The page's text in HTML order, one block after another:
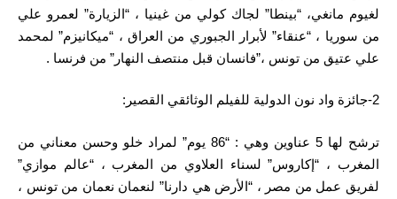
لغيوم مانغي، “بينطا” لجاك كولي من غينيا ، “الزيارة” لعمرو علي
من سوريا ، “عنقاء” لأبرار الجبوري من العراق ، “ميكانيزم” لمحمد
علي عتيق من تونس ،”فانسان قبل منتصف النهار” من فرنسا .
2-جائزة واد نون الدولية للفيلم الوثائقي القصير:
ترشح لها 5 عناوين وهي : “86 يوم” لمراد خلو وحسن معناني من
المغرب ، “إكاروس” لسناء العلاوي من المغرب ، “عالم موازي”
لفريق عمل من مصر ، “الأرض هي دارنا” لنعمان نعمان من تونس ،